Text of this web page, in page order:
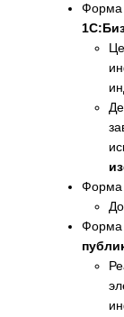
Форма
Форма
Форма